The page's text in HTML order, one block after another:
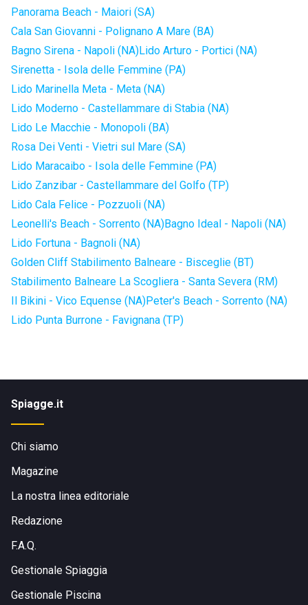
Panorama Beach - Maiori (SA)
Cala San Giovanni - Polignano A Mare (BA)
Bagno Sirena - Napoli (NA)Lido Arturo - Portici (NA)
Sirenetta - Isola delle Femmine (PA)
Lido Marinella Meta - Meta (NA)
Lido Moderno - Castellammare di Stabia (NA)
Lido Le Macchie - Monopoli (BA)
Rosa Dei Venti - Vietri sul Mare (SA)
Lido Maracaibo - Isola delle Femmine (PA)
Lido Zanzibar - Castellammare del Golfo (TP)
Lido Cala Felice - Pozzuoli (NA)
Leonelli's Beach - Sorrento (NA)Bagno Ideal - Napoli (NA)
Lido Fortuna - Bagnoli (NA)
Golden Cliff Stabilimento Balneare - Bisceglie (BT)
Stabilimento Balneare La Scogliera - Santa Severa (RM)
Il Bikini - Vico Equense (NA)Peter's Beach - Sorrento (NA)
Lido Punta Burrone - Favignana (TP)
Spiagge.it
Chi siamo
Magazine
La nostra linea editoriale
Redazione
F.A.Q.
Gestionale Spiaggia
Gestionale Piscina